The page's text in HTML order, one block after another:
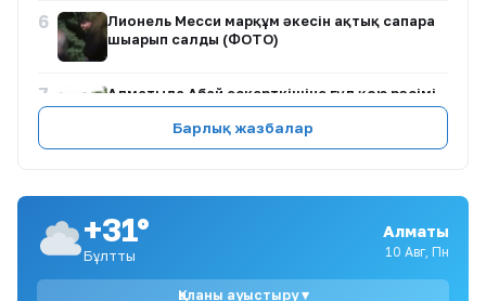
6
Лионель Месси марқұм әкесін ақтық сапарға
шығарып салды (ФОТО)
7
Алматыда Абай ескерткішіне гүл қою рәсімі
өтті
9
Квота мен қазына арасында: қыркүйектегі
өндіріс түзетуі бюджетке не әкеледі?
Барлық жазбалар
+31°
Бұлтты
Алматы
10 Авг, Пн
Қаланы ауыстыру ▾